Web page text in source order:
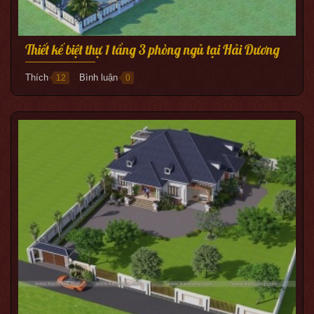
Thiết kế biệt thự 1 tầng 3 phòng ngủ tại Hải Dương
Thích 12 ● Bình luận 0